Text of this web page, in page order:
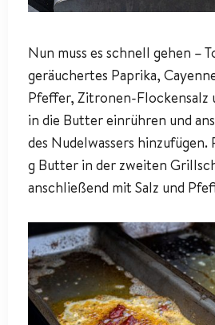
Nun muss es schnell gehen –
geräuchertes Paprika,
Pfeffer, Zitronen-Flockensalz
in die Butter einrühren und
des Nudelwassers hinzufügen.
g Butter in der zweiten
anschließend mit Salz und